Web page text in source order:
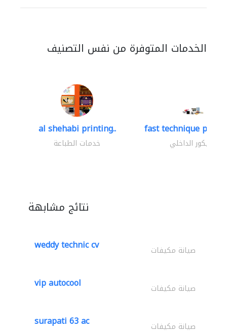
الخدمات المتوفرة من نفس التصنيف
al shehabi printing..
خدمات الطباعة
fast technique pre-
الديكور الداخلي
نتائج مشابهة
weddy technic cv صيانة مكيفات
vip autocool صيانة مكيفات
surapati 63 ac صيانة مكيفات